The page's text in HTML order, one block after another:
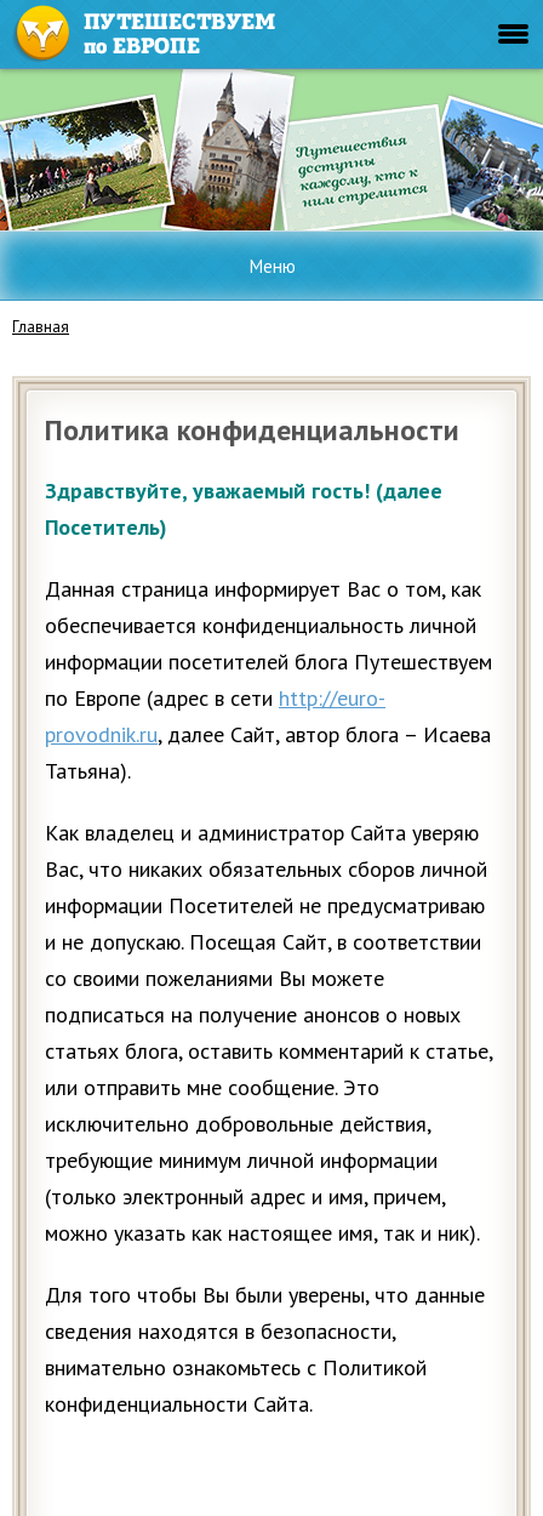
Меню
Главная
Политика конфиденциальности
Здравствуйте, уважаемый гость! (далее
Посетитель)
Данная страница информирует Вас о том, как
обеспечивается конфиденциальность личной
информации посетителей блога Путешествуем
по Европе (адрес в сети http://euro-
provodnik.ru, далее Сайт, автор блога – Исаева
Татьяна).
Как владелец и администратор Сайта уверяю
Вас, что никаких обязательных сборов личной
информации Посетителей не предусматриваю
и не допускаю. Посещая Сайт, в соответствии
со своими пожеланиями Вы можете
подписаться на получение анонсов о новых
статьях блога, оставить комментарий к статье,
или отправить мне сообщение. Это
исключительно добровольные действия,
требующие минимум личной информации
(только электронный адрес и имя, причем,
можно указать как настоящее имя, так и ник).
Для того чтобы Вы были уверены, что данные
сведения находятся в безопасности,
внимательно ознакомьтесь с Политикой
конфиденциальности Сайта.